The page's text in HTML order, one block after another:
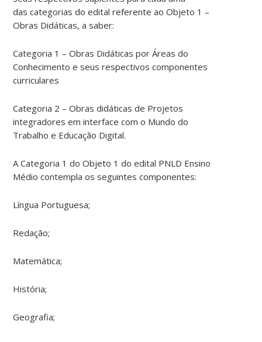
das categorias do edital referente ao Objeto 1 –
Obras Didáticas, a saber:
Categoria 1 – Obras Didáticas por Áreas do
Conhecimento e seus respectivos componentes
curriculares
Categoria 2 – Obras didáticas de Projetos
integradores em interface com o Mundo do
Trabalho e Educação Digital.
A Categoria 1 do Objeto 1 do edital PNLD Ensino
Médio contempla os seguintes componentes:
Língua Portuguesa;
Redação;
Matemática;
História;
Geografia;